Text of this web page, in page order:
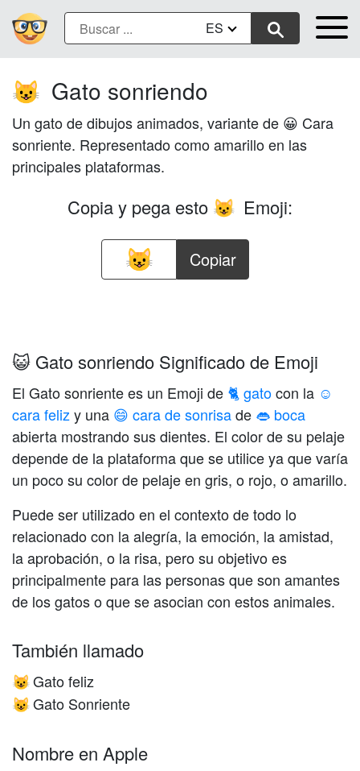
ES
😺 Gato sonriendo
Un gato de dibujos animados, variante de 😀 Cara
sonriente. Representado como amarillo en las
principales plataformas.
Copia y pega esto 😺 Emoji:
Copiar
😺 Gato sonriendo Significado de Emoji
El Gato sonriente es un Emoji de 🐈 gatocon la ☺️
cara feliz y una 😄 cara de sonrisade 👄 boca
abierta mostrando sus dientes. El color de su pelaje
depende de la plataforma que se utilice ya que varía
un poco su color de pelaje en gris, o rojo, o amarillo.
Puede ser utilizado en el contexto de todo lo
relacionado con la alegría, la emoción, la amistad,
la aprobación, o la risa, pero su objetivo es
principalmente para las personas que son amantes
de los gatos o que se asocian con estos animales.
También llamado
😺Gato feliz
😺Gato Sonriente
Nombre en Apple